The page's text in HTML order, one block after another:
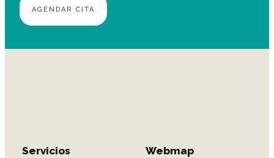
AGENDAR CITA
Servicios Webmap